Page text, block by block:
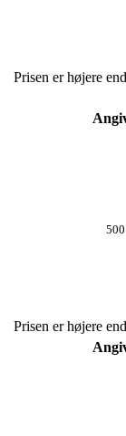
Prisen er højere
500
Prisen er højere